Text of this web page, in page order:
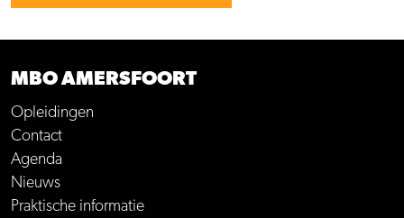
MBO AMERSFOORT
Opleidingen
Contact
Agenda
Nieuws
Praktische informatie